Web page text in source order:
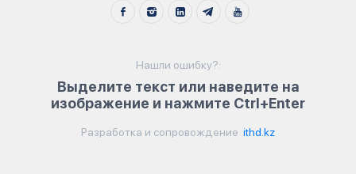
Нашли ошибку?:
Выделите текст или наведите на
изображение и нажмите Ctrl+Enter
Разработка и сопровождение ithd.kz